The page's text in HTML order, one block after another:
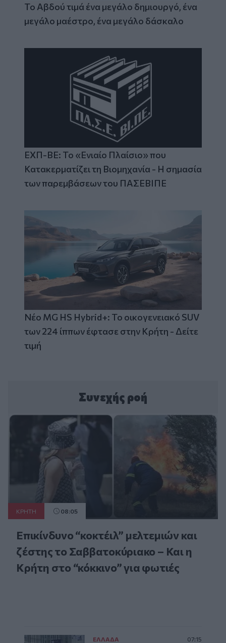
Το Αβδού τιμά ένα μεγάλο δημιουργό, ένα
μεγάλο μαέστρο, ένα μεγάλο δάσκαλο
ΕΧΠ-ΒΕ: Το «Ενιαίο Πλαίσιο» που
Κατακερματίζει τη Βιομηχανία - Η σημασία
των παρεμβάσεων του ΠΑΣΕΒΙΠΕ
Νέο MG HS Hybrid+: Το οικογενειακό SUV
των 224 ίππων έφτασε στην Κρήτη - Δείτε
τιμή
Συνεχής ροή
ΚΡΗΤΗ 08:05
Επικίνδυνο “κοκτέιλ” μελτεμιών και
ζέστης το Σαββατοκύριακο – Και η
Κρήτη στο “κόκκινο” για φωτιές
ΕΛΛAΔΑ 07:15